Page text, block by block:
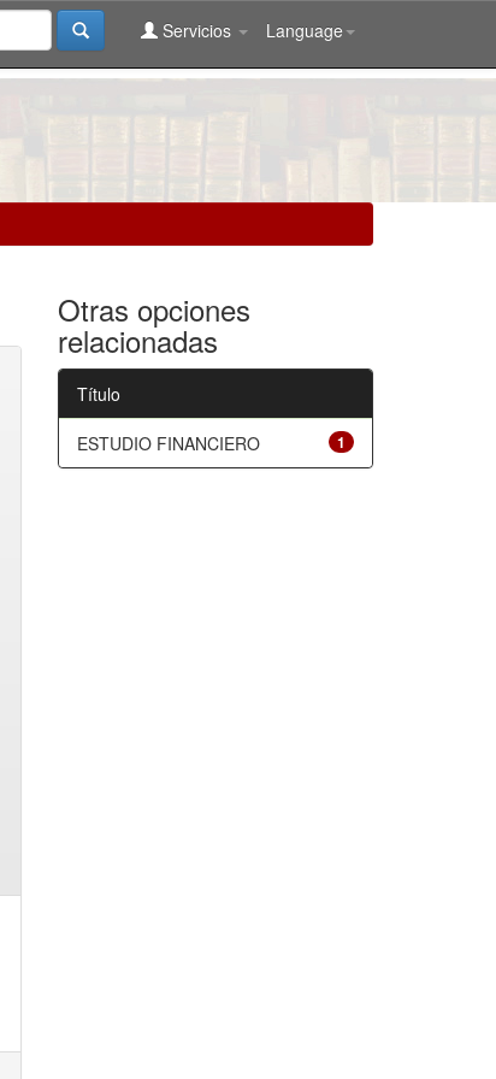
Language
Servicios
Otras opciones
relacionadas
Título
1
ESTUDIO FINANCIERO